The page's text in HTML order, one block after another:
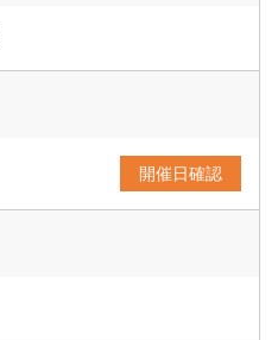
開催日確認